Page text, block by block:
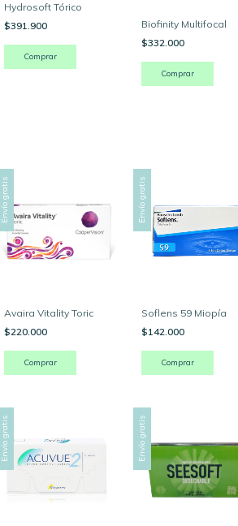
Hydrosoft Tórico
$391.900
Comprar
Biofinity Multifocal
$332.000
Envío gratis
Avaira Vitality Toric
$220.000
Envío gratis
Soflens 59 Miopía
$142.000
Comprar
Envío gratis Envío gratis